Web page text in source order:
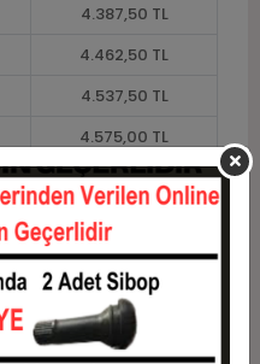
4.387,50 TL
4.462,50 TL
4.537,50 TL
4.575,00 TL
4.650,00 TL
Toplam Tutar
3.750,00 TL